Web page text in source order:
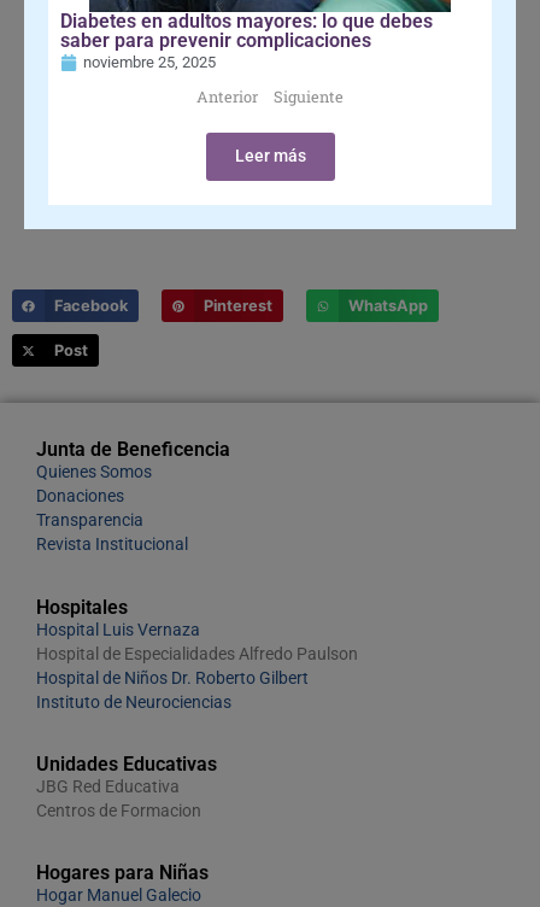
Diabetes en adultos mayores: lo que debes
saber para prevenir complicaciones
noviembre 25, 2025
Anterior Siguiente
Leer más
Facebook Pinterest WhatsApp
Post
Junta de Beneficencia
Quienes Somos
Donaciones
Transparencia
Revista Institucional
Hospitales
Hospital Luis Vernaza
Hospital de Especialidades Alfredo Paulson
Hospital de Niños Dr. Roberto Gilbert
Instituto de Neurociencias
Unidades Educativas
JBG Red Educativa
Centros de Formacion
Hogares para Niñas
Hogar Manuel Galecio